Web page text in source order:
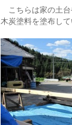
こちらは家の土台
木炭塗料を塗布して